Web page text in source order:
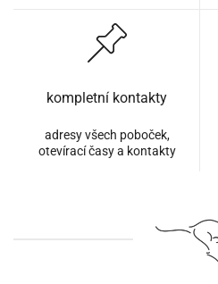
kompletní kontakty
adresy všech poboček,
otevírací časy a kontakty